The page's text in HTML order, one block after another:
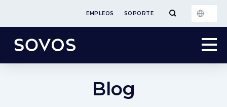
EMPLEOS SOPORTE
Blog